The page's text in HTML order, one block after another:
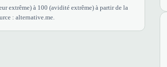
extrême) à 100 (avidité extrême) à partir de la
: alternative.me.